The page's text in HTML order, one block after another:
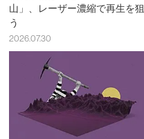
山」、レーザー濃縮で再生を狙
う
2026.07.30